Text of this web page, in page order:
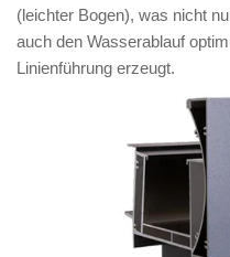
(leichter Bogen), was nicht
auch den Wasserablauf
Linienführung erzeugt.